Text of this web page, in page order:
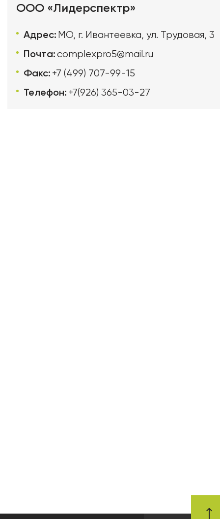
ООО «Лидерспектр»
Адрес: МО, г. Ивантеевка, ул. Трудовая, 3
Почта:complexpro5@mail.ru
Факс: +7 (499) 707-99-15
Телефон: +7(926) 365-03-27